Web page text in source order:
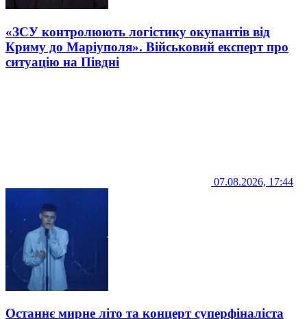
«ЗСУ контролюють логістику окупантів від
Криму до Маріуполя». Військовий експерт про
ситуацію на Півдні
07.08.2026, 17:44
Останнє мирне літо та концерт суперфіналіста